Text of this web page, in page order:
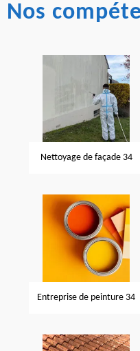
Nos
Nettoyage de façade 34
Entreprise de peinture 34